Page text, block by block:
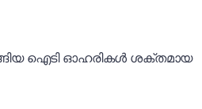
ഐടി ഓഹരികൾ ശക്തമായ